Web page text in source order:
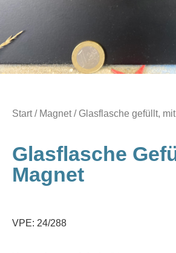
Start/ Magnet/ Glasflasche gefüllt,
Glasflasche
Magnet
VPE: 24/288